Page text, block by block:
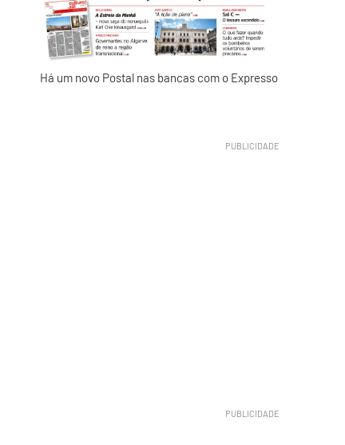
Há um novo Postal nas bancas com o Expresso